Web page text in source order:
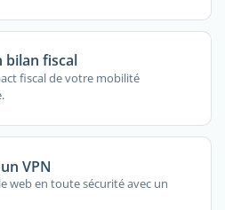
bilan fiscal
fiscal de votre mobilité
VPN
web en toute sécurité avec un